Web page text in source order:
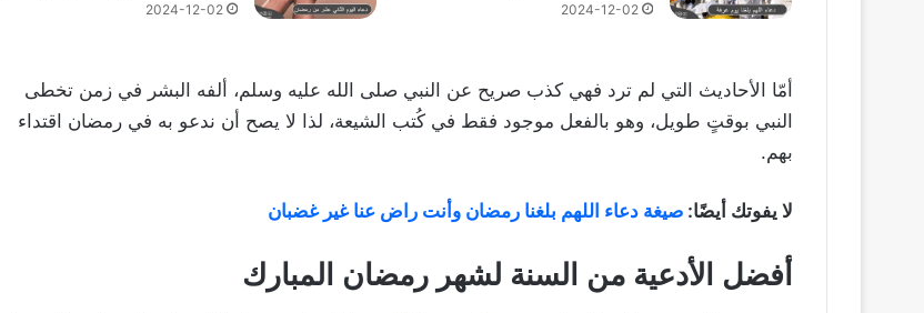
2024-12-02
2024-12-02
أمّا الأحاديث التي لم ترد فهي كذب صريح عن النبي صلى الله عليه وسلم، ألفه البشر في زمن تخطى
النبي بوقتٍ طويل، وهو بالفعل موجود فقط في كُتب الشيعة، لذا لا يصح أن ندعو به في رمضان اقتداء
بهم.
لا يفوتك أيضًا: صيغة دعاء اللهم بلغنا رمضان وأنت راض عنا غير غضبان
أفضل الأدعية من السنة لشهر رمضان المبارك